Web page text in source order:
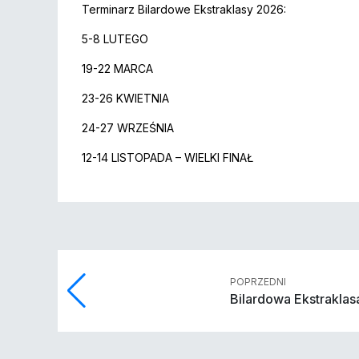
Terminarz Bilardowe Ekstraklasy 2026:
5-8 LUTEGO
19-22 MARCA
23-26 KWIETNIA
24-27 WRZEŚNIA
12-14 LISTOPADA – WIELKI FINAŁ
POPRZEDNI
Bilardowa